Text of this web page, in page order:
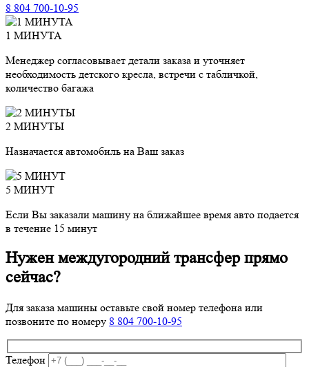
8 804 700-10-95
1 МИНУТА
Менеджер согласовывает детали заказа и уточняет
необходимость детского кресла, встречи с табличкой,
количество багажа
2 МИНУТЫ
Назначается автомобиль на Ваш заказ
5 МИНУТ
Если Вы заказали машину на ближайшее время авто подается
в течение 15 минут
Нужен междугородний трансфер прямо
сейчас?
Для заказа машины оставьте свой номер телефона или
позвоните по номеру 8 804 700-10-95
Телефон